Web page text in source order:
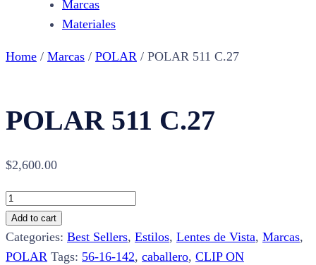
Marcas
Materiales
Home / Marcas / POLAR / POLAR 511 C.27
POLAR 511 C.27
$2,600.00
POLAR
511
C.27
quantity
Add to cart
Categories: Best Sellers, Estilos, Lentes de Vista, Marcas,
POLAR Tags: 56-16-142, caballero, CLIP ON